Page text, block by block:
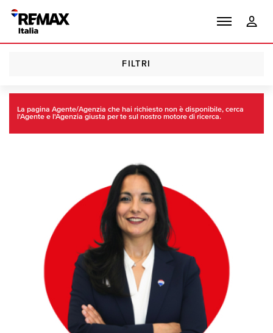
FILTRI
La pagina Agente/Agenzia che hai richiesto non è disponibile, cerca
l'Agente e l'Agenzia giusta per te sul nostro motore di ricerca.